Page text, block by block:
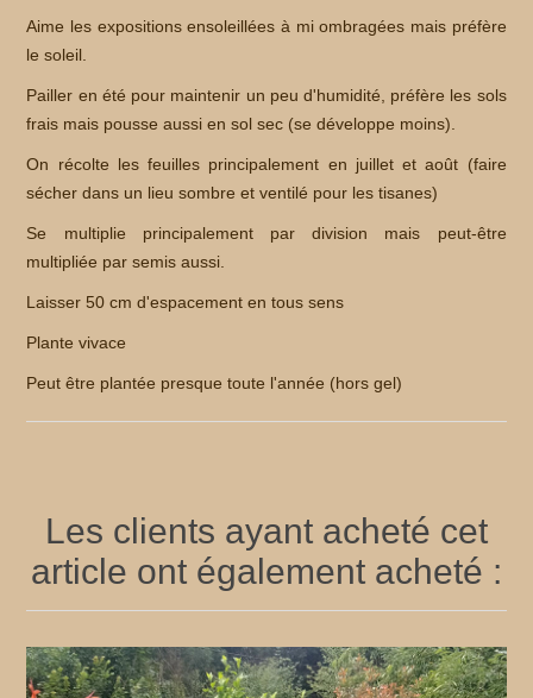
Aime les expositions ensoleillées à mi ombragées mais préfère
le soleil.
Pailler en été pour maintenir un peu d'humidité, préfère les sols
frais mais pousse aussi en sol sec (se développe moins).
On récolte les feuilles principalement en juillet et août (faire
sécher dans un lieu sombre et ventilé pour les tisanes)
Se multiplie principalement par division mais peut-être
multipliée par semis aussi.
Laisser 50 cm d'espacement en tous sens
Plante vivace
Peut être plantée presque toute l'année (hors gel)
Les clients ayant acheté cet
article ont également acheté :